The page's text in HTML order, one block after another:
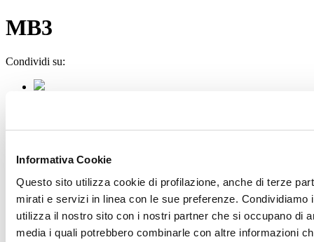
Informativa Cookie
Questo sito utilizza cookie di profilazione, anche di terze
mirati e servizi in linea con le sue preferenze.
utilizza il nostro sito con i nostri partner che si occupano di
media i quali potrebbero combinarle con altre informazioni
MB3
Condividi su: